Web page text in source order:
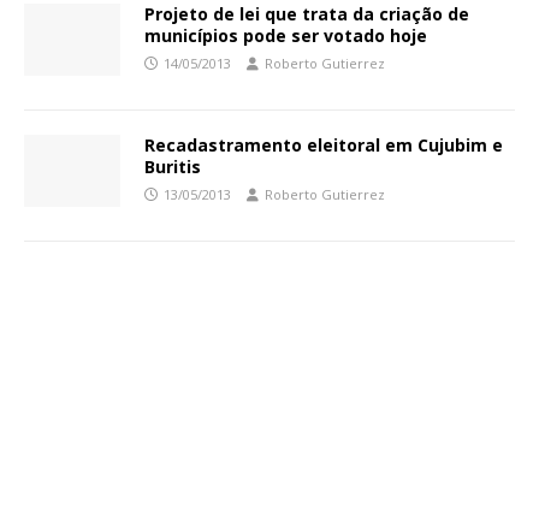
Projeto de lei que trata da criação de
municípios pode ser votado hoje
14/05/2013 Roberto Gutierrez
Recadastramento eleitoral em Cujubim e
Buritis
13/05/2013 Roberto Gutierrez